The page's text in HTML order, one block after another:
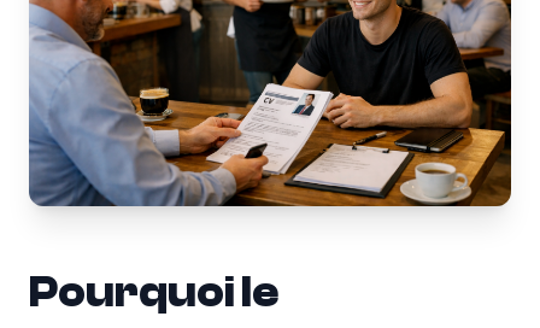
Pourquoi le